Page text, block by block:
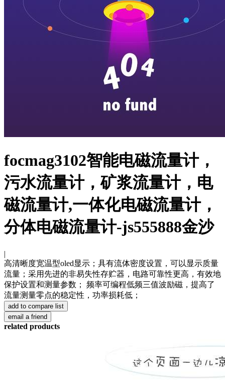
focmag3102智能电磁流量计，
污水流量计，矿浆流量计，电
磁流量计,一体化电磁流量计，
分体电磁流量计-js555888金沙
|
高清晰度宽温型oled显示；具有流体密度设置，可以显示质量
流量；采用先进的非易失性存贮器，电路可靠性更高，有效地
保护设置和测量参数； 频率可编程低频三值波励磁，提高了
流量测量零点的稳定性，功率损耗低；
related products